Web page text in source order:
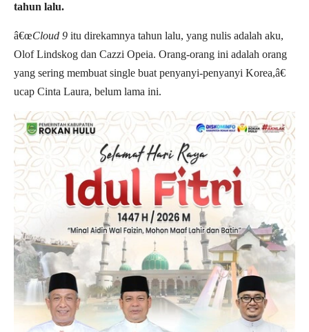
tahun lalu.
â€œCloud 9 itu direkamnya tahun lalu, yang nulis adalah aku,
Olof Lindskog dan Cazzi Opeia. Orang-orang ini adalah orang
yang sering membuat single buat penyanyi-penyanyi Korea,â€
ucap Cinta Laura, belum lama ini.